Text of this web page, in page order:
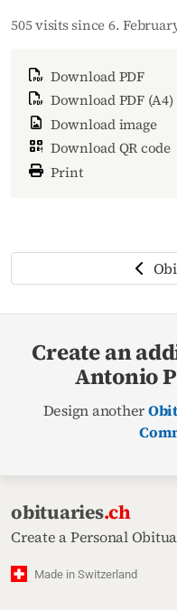
505 visits since 6.
Download PDF
Download PDF (A4)
Download image
Download QR code
Print
Create an
Antonio
Design another
obituaries.ch
Create a Personal
Made in Switzerland